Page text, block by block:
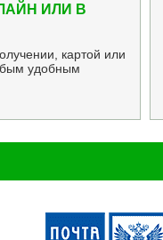
ИЛИ В
картой или
удобным